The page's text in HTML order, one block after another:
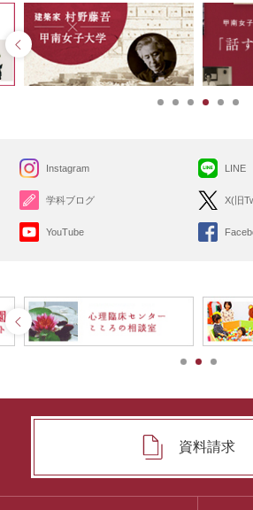
Instagram
学科ブログ
YouTube
LINE
X(旧
資料請求